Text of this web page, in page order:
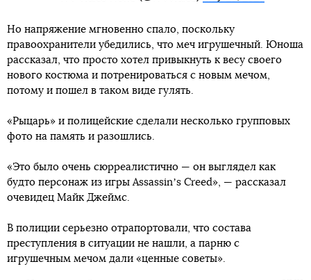
Но напряжение мгновенно спало, поскольку
правоохранители убедились, что меч игрушечный. Юноша
рассказал, что просто хотел привыкнуть к весу своего
нового костюма и потренироваться с новым мечом,
потому и пошел в таком виде гулять.
«Рыцарь» и полицейские сделали несколько групповых
фото на память и разошлись.
«Это было очень сюрреалистично — он выглядел как
будто персонаж из игры Assassinʼs Creed», — рассказал
очевидец Майк Джеймс.
В полиции серьезно отрапортовали, что состава
преступления в ситуации не нашли, а парню с
игрушечным мечом дали «ценные советы».